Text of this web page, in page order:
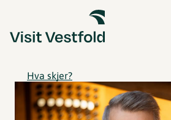
Hva skjer?